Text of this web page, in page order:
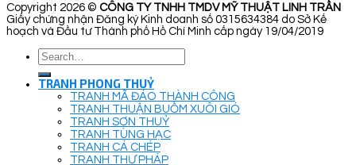
Copyright 2026 © CÔNG TY TNHH TMDV MỸ THUẬT LINH TRẦN
Giấy chứng nhận Đăng ký Kinh doanh số 0315634384 do Sở Kế
hoạch và Đầu tư Thành phố Hồ Chí Minh cấp ngày 19/04/2019
Search
for:
TRANH PHONG THUỶ
TRANH MÃ ĐÁO THÀNH CÔNG
TRANH THUẬN BUỒM XUÔI GIÓ
TRANH SƠN THUỶ
TRANH TÙNG HẠC
TRANH CÁ CHÉP
TRANH THƯ PHÁP